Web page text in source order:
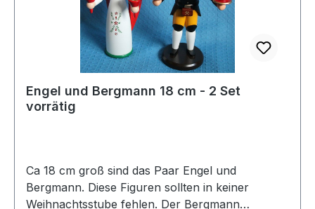
Engel und Bergmann 18 cm - 2 Set
vorrätig
Ca 18 cm groß sind das Paar Engel und
Bergmann. Diese Figuren sollten in keiner
Weihnachtsstube fehlen. Der Bergmann